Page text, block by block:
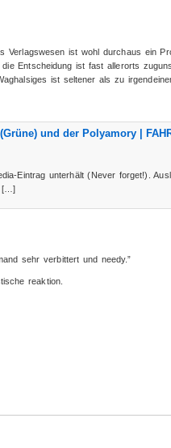
Verlagswesen ist wohl durchaus ein
Entscheidung ist fast allerorts
ist seltener als zu
und der Polyamory |
Eintrag unterhält (Never forget!).
[…]
sehr verbittert und needy.”
reaktion.